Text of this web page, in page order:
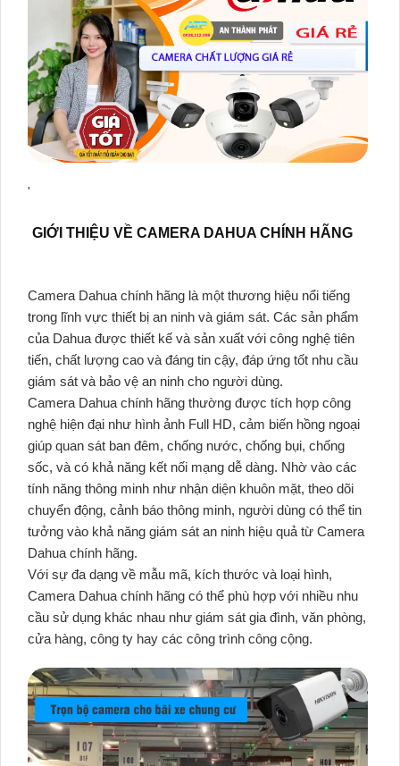
'
GIỚI THIỆU VỀ CAMERA DAHUA CHÍNH HÃNG
Camera Dahua chính hãng là một thương hiệu nổi tiếng
trong lĩnh vực thiết bị an ninh và giám sát. Các sản phẩm
của Dahua được thiết kế và sản xuất với công nghệ tiên
tiến, chất lượng cao và đáng tin cậy, đáp ứng tốt nhu cầu
giám sát và bảo vệ an ninh cho người dùng.
Camera Dahua chính hãng thường được tích hợp công
nghệ hiện đại như hình ảnh Full HD, cảm biến hồng ngoại
giúp quan sát ban đêm, chống nước, chống bụi, chống
sốc, và có khả năng kết nối mạng dễ dàng. Nhờ vào các
tính năng thông minh như nhận diện khuôn mặt, theo dõi
chuyển động, cảnh báo thông minh, người dùng có thể tin
tưởng vào khả năng giám sát an ninh hiệu quả từ Camera
Dahua chính hãng.
Với sự đa dạng về mẫu mã, kích thước và loại hình,
Camera Dahua chính hãng có thể phù hợp với nhiều nhu
cầu sử dụng khác nhau như giám sát gia đình, văn phòng,
cửa hàng, công ty hay các công trình công cộng.